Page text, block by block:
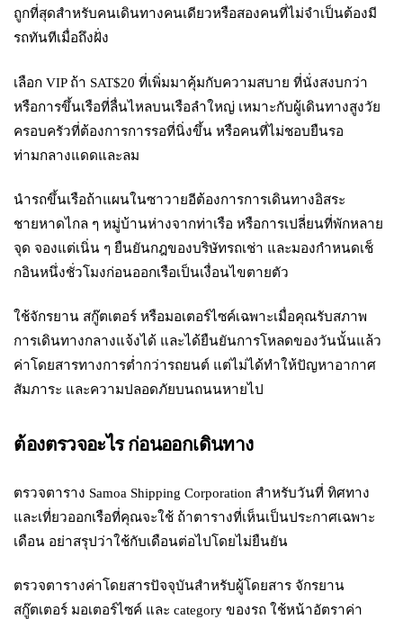
ถูกที่สุดสำหรับคนเดินทางคนเดียวหรือสองคนที่ไม่จำเป็นต้องมี
รถทันทีเมื่อถึงฝั่ง
เลือก VIP ถ้า SAT$20 ที่เพิ่มมาคุ้มกับความสบาย ที่นั่งสงบกว่า
หรือการขึ้นเรือที่ลื่นไหลบนเรือลำใหญ่ เหมาะกับผู้เดินทางสูงวัย
ครอบครัวที่ต้องการการรอที่นิ่งขึ้น หรือคนที่ไม่ชอบยืนรอ
ท่ามกลางแดดและลม
นำรถขึ้นเรือถ้าแผนในซาวายอีต้องการการเดินทางอิสระ
ชายหาดไกล ๆ หมู่บ้านห่างจากท่าเรือ หรือการเปลี่ยนที่พักหลาย
จุด จองแต่เนิ่น ๆ ยืนยันกฎของบริษัทรถเช่า และมองกำหนดเช็
กอินหนึ่งชั่วโมงก่อนออกเรือเป็นเงื่อนไขตายตัว
ใช้จักรยาน สกู๊ตเตอร์ หรือมอเตอร์ไซค์เฉพาะเมื่อคุณรับสภาพ
การเดินทางกลางแจ้งได้ และได้ยืนยันการโหลดของวันนั้นแล้ว
ค่าโดยสารทางการต่ำกว่ารถยนต์ แต่ไม่ได้ทำให้ปัญหาอากาศ
สัมภาระ และความปลอดภัยบนถนนหายไป
ต้องตรวจอะไร ก่อนออกเดินทาง
ตรวจตาราง Samoa Shipping Corporation สำหรับวันที่ ทิศทาง
และเที่ยวออกเรือที่คุณจะใช้ ถ้าตารางที่เห็นเป็นประกาศเฉพาะ
เดือน อย่าสรุปว่าใช้กับเดือนต่อไปโดยไม่ยืนยัน
ตรวจตารางค่าโดยสารปัจจุบันสำหรับผู้โดยสาร จักรยาน
สกู๊ตเตอร์ มอเตอร์ไซค์ และ category ของรถ ใช้หน้าอัตราค่า